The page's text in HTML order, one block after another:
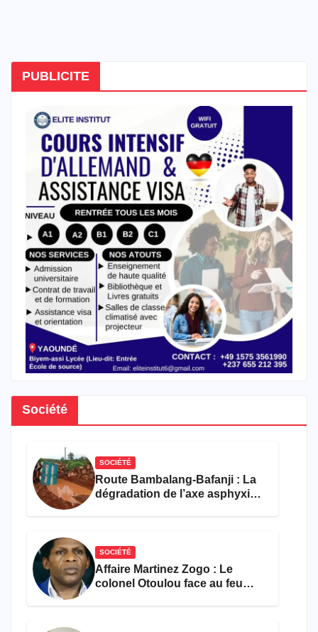
PUBLICITE
Société
SOCIÉTÉ
Route Bambalang-Bafanji : La
dégradation de l’axe asphyxie
SOCIÉTÉ
Affaire Martinez Zogo : Le
colonel Otoulou face au feu